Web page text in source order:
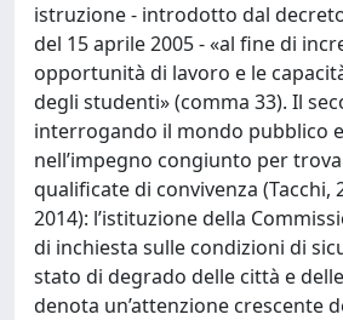
istruzione - introdotto dal
del 15 aprile 2005 - «al fine di
opportunità di lavoro e le
degli studenti» (comma 33). Il
interrogando il mondo pubblico
nell’impegno congiunto per
qualificate di convivenza (Tacchi,
2014): l’istituzione della
di inchiesta sulle condizioni di
stato di degrado delle città e
denota un’attenzione crescente